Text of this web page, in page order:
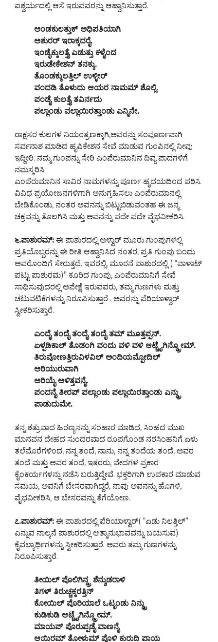
ಐಶ್ವರ್ಯದಲ್ಲಿ ಆಸೆ ಇರುವವರನ್ನು ಆಹ್ವಾನಿಸುತ್ತಾರೆ.
ಅಂಡಕುಲತ್ತುಕ್ ಅಧಿಪತಿಯಾಗಿ
ಅಶುರರ್ ಇರಾಕ್ಕದರೈ.
ಇಂಡೈಕ್ಕುಲತ್ತೈ ಎಡುತ್ತು ಕಳೈಂದ
ಇರುಡೇಕೇಶನ್ ತನಕ್ಕು.
ತೊಂಡಕ್ಕುಲತ್ತಿಲ್ ಉಳ್ಳೀರ್
ವಂದಡಿ ತೊಳುದು ಆಯರ ನಾಮಮ್ ಶೊಲ್ಲಿ.
ಪಂಡೈ ಕುಲತ್ತೈ ತವಿರ್ನದು
ಪಲ್ಲಾಂಡು ವಲ್ಲಾಯಿರತ್ತಾಂಡು ಎನ್ಮಿನೇ.
ರಾಕ್ಷಸರ ಕುಲಗಳ ನಿಯಂತ್ರಣಕ್ಕಾಗಿ,ಅವರನ್ನು ಸಂಪೂರ್ಣವಾಗಿ
ಸರ್ವನಾಶ ಮಾಡಿದ ಹೃಷಿಕೇಶನ ಸೇವೆ ಮಾಡುವ ಗುಂಪಿನಲ್ಲಿ ನೀವು
ಇದ್ದೀರಿ. ನಮ್ಮ ಗುಂಪನ್ನು ಸೇರಿ ಎಂಪೆರುಮಾನಿನ ದಿವ್ಯ ಪಾದಗಳಿಗೆ
ನಮಸ್ಕರಿಸಿ.
ಎಂಪೆರುಮಾನಿನ ಸಾವಿರ ನಾಮಗಳನ್ನು ಪೂರ್ಣ ಹೃದಯದಿಂದ ಪಠಿಸಿ.
ವಿವಿಧ ಪ್ರಯೋಜನಗಳಿಗಾಗಿ ಅನುಗ್ರಹಿಸಲು ಎಂಪೆರುಮಾನಲ್ಲಿ
ಬೇಡಿಕೊಂಡು, ನಂತರ ಅವನನ್ನು ಬಿಟ್ಟುಬಿಡುವಂತಹ ಈ ಜನ್ಮ
ಚಕ್ರವನ್ನು ತೊಲಗಿಸಿ ಮತ್ತು ಅವನನ್ನು ಪದೇ ಪದೇ ವೈಭವೀಕರಿಸಿ.
೬.ಪಾಶುರಮ್: ಈ ಪಾಶುರದಲ್ಲಿ ಅಳ್ವಾರ್ ಮೂರು ಗುಂಪುಗಳಲ್ಲಿ
ಪ್ರತಿಯೊಬ್ಬರನ್ನು ಈ ರೀತಿ ಆಹ್ವಾನಿಸಿದ ನಂತರ, ಪ್ರತಿ ಗುಂಪು ಬಂದು
ಅವರೊಂದಿಗೆ ಸೇರುತ್ತದೆ. ಇವರಲ್ಲಿ, ಮೂರನೆ ಪಾಶುರದಲ್ಲಿ ( “ವಾಳಾಟ್
ಪಟ್ಟು ಪಾಶುರಮ)” ಕೂರಿದ ಗುಂಪು, ಎಂಪೆರುಮಾನಿಗೆ ಸೇವೆ
ಸಾಧಿಸುವುದರಲ್ಲಿ ಅಪೇಕ್ಷೆ ಇರುವವರು, ತಮ್ಮ ಗುಣಗಳು ಮತ್ತು
ಚಟುವಟಿಕೆಗಳನ್ನು ನಿರೂಪಿಸುತ್ತಾರೆ . ಅವರನ್ನು ಪೆರಿಯಾಳ್ವಾರ್
ಸ್ವೀಕರಿಸುತ್ತಾರೆ.
ಎಂದೈ ತಂದೈ ತಂದೈ ತಂದೈ ತಮ್ ಮೂತ್ತಪ್ಪನ್.
ಏಳ್ಪಡಿಕಾಲ್ ತೊಡಂಗಿ ವಂದು ವಳಿ ವಳಿ ಆಟ್ಚೈಗಿನ್ಡ್ರೋಮ್.
ತಿರುವೋಣತ್ತಿರುವಿಳವಿಲ್ ಅಂದಿಯಮ್ಪೋದಿಲ್
ಅರಿಯುರುವಾಗಿ
ಅರಿಯೈ ಅಳಿತ್ತವನೈ.
ಪಂದನೈ ತೀರಪ್ ಪಲ್ಲಾಂಡು ಪಲ್ಲಾಯಿರತ್ತಾಂಡು ಎನ್ಡ್ರು
ಪಾಡುದುಮೇ.
ತನ್ನ ಶತ್ರುವಾದ ಹಿರಣ್ಯನನ್ನು ಸಂಹಾರ ಮಾಡಿದ, ಸಿಂಹದ ಮುಖ
ಮಾನವನ ದೇಹದ ಸುಂದರವಾದ ರೂಪಗೊಂಡ ನರಸಿಂಹನಿಗೆ ಏಳು
ತಲೆಮೊರೆಗಳಿಂದ, ನನ್ನ ತಂದೆ, ನಾನು, ನನ್ನ ತಂದೆಯ ತಂದೆ, ಅವರ
ತಂದೆ ಮತ್ತು ಅವರ ತಂದೆ, ಇತರರು, ವೇದಗಳ ಪ್ರಕಾರ
ಕೈಂಕರ್ಯಗಳನ್ನು ನಡೆಸಿ ಬರುತ್ತಿದ್ದೇವೆ. ಭಕ್ತರಿಗಾಗಿ ಉಪಕಾರ ಮಾಡುವ
ಸಮಯ, ಅವನಿಗೆ ಬೇಸರವಾಗಿದ್ದರೆ, ನಾವು ಅವನನ್ನು ಹೊಗಳಿ,
ವೈಭವೀಕರಿಸಿ, ಆ ಬೇಸರವನ್ನು ತೆಗೆಯೋಣ.
೭.ಪಾಶುರಮ್: ಈ ಪಾಶುರದಲ್ಲಿ ಪೆರಿಯಾಳ್ವಾರ್( “ಏಡು ನಿಲತ್ತಿಲ್”
ಎನ್ನುವ ನಾಲ್ಕನೆ ಪಾಶುರದಲ್ಲಿ ಆತ್ಮಾನುಭಾವವನ್ನು ಬಯಸುವ)
ಕೈವಲ್ಯಾರ್ಥಿಗಳನ್ನು ಸ್ವೀಕರಿಸುತ್ತಾರೆ. ಅವರು ತಮ್ಮ ಗುಣಗಳನ್ನು
ನಿರೂಪಿಸುತ್ತಾರೆ.
ತೀಯಿಲ್ ಪೊಲಿಗಿನ್ಡ್ರ ಶೆನ್ಶುಡರಾಳಿ
ತಿಗಳ್ ತಿರುಚ್ಚಕ್ಕರತ್ತಿನ್
ಕೋಯಿಲ್ ಪೊರಿಯಾಲೆ ಒಟೃಂಡು ನಿನ್ಡ್ರು
ಕುಡಿಕುಡಿ ಆಟ್ಚೈಗಿನ್ಡ್ರೋಮ್.
ಮಾಯಪ್ ಪೊರುಪ್ಪಡೈ ವಾಣನೈ
ಆಯಿರಮ್ ತೋಳುಮ್ ಪೊಳಿ ಕುರುದಿ ಪಾಯ